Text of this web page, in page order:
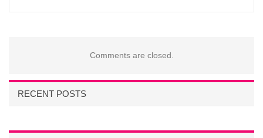
Comments are closed.
RECENT POSTS